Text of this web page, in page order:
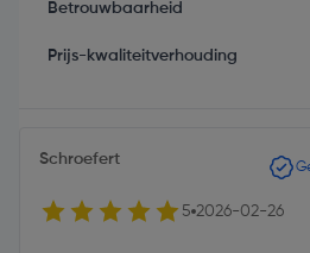
Betrouwbaarheid
Prijs-kwaliteitverhouding
Schroefert
5 2026-02-26